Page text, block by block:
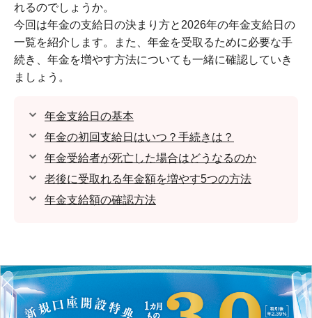
れるのでしょうか。
今回は年金の支給日の決まり方と2026年の年金支給日の
一覧を紹介します。また、年金を受取るために必要な手
続き、年金を増やす方法についても一緒に確認していき
ましょう。
年金支給日の基本
年金の初回支給日はいつ？手続きは？
年金受給者が死亡した場合はどうなるのか
老後に受取れる年金額を増やす5つの方法
年金支給額の確認方法